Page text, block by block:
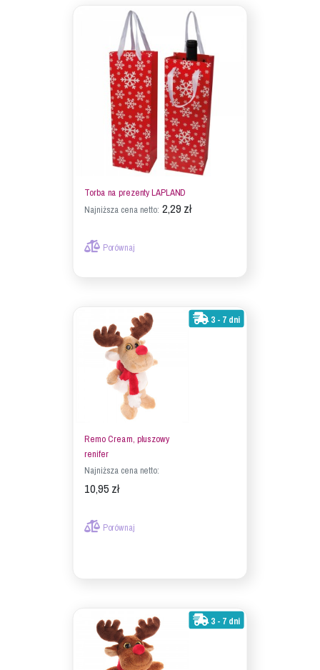
Torba na prezenty LAPLAND
Najniższa cena netto: 2,29 zł
Porównaj
3 - 7 dni
Remo Cream, pluszowy
renifer
Najniższa cena netto:
10,95 zł
Porównaj
3 - 7 dni